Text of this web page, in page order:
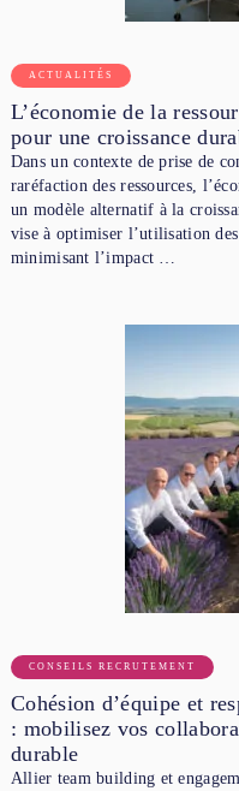
ACTUALITÉS
L’économie de la
pour une croissance
Dans un contexte de prise de
raréfaction des ressources,
un modèle alternatif à la
vise à optimiser l’utilisation
minimisant l’impact …
CONSEILS RECRUTEMENT
Cohésion d’équipe et
: mobilisez vos
durable
Allier team building et